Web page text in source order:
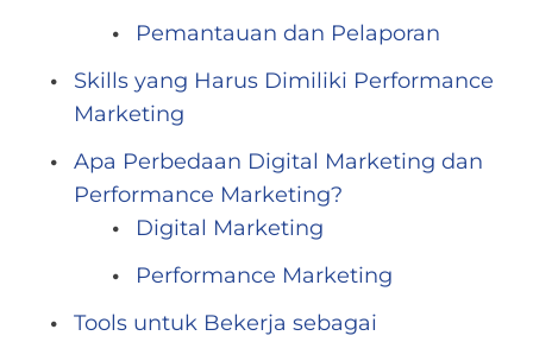
Pemantauan dan Pelaporan
Skills yang Harus Dimiliki Performance
Marketing
Apa Perbedaan Digital Marketing dan
Performance Marketing?
Digital Marketing
Performance Marketing
Tools untuk Bekerja sebagai